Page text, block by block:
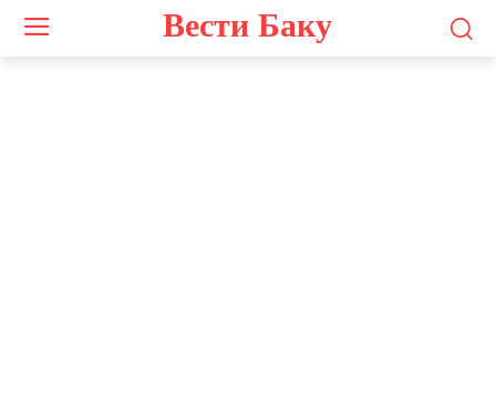
Вести Баку